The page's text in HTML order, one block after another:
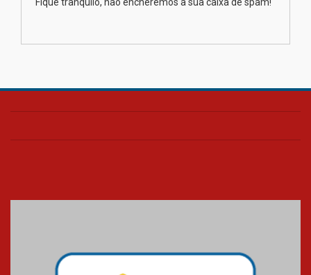
na educação dos filhos além da
Fique tranquilo, não encheremos a sua caixa de spam!